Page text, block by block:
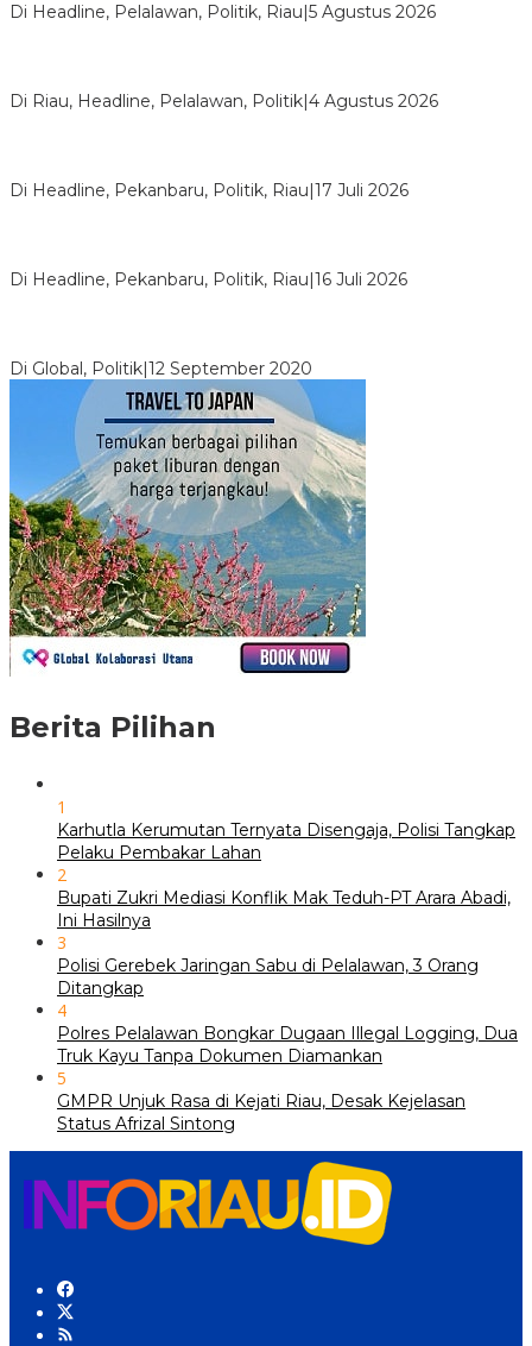
Di Headline, Pelalawan, Politik, Riau|5 Agustus 2026
Di Riau, Headline, Pelalawan, Politik|4 Agustus 2026
Di Headline, Pekanbaru, Politik, Riau|17 Juli 2026
Di Headline, Pekanbaru, Politik, Riau|16 Juli 2026
Di Global, Politik|12 September 2020
Berita Pilihan
1
Karhutla Kerumutan Ternyata Disengaja, Polisi Tangkap
Pelaku Pembakar Lahan
2
Bupati Zukri Mediasi Konflik Mak Teduh-PT Arara Abadi,
Ini Hasilnya
3
Polisi Gerebek Jaringan Sabu di Pelalawan, 3 Orang
Ditangkap
4
Polres Pelalawan Bongkar Dugaan Illegal Logging, Dua
Truk Kayu Tanpa Dokumen Diamankan
5
GMPR Unjuk Rasa di Kejati Riau, Desak Kejelasan
Status Afrizal Sintong